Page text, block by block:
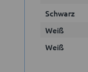
Schwarz
Weiß
Weiß